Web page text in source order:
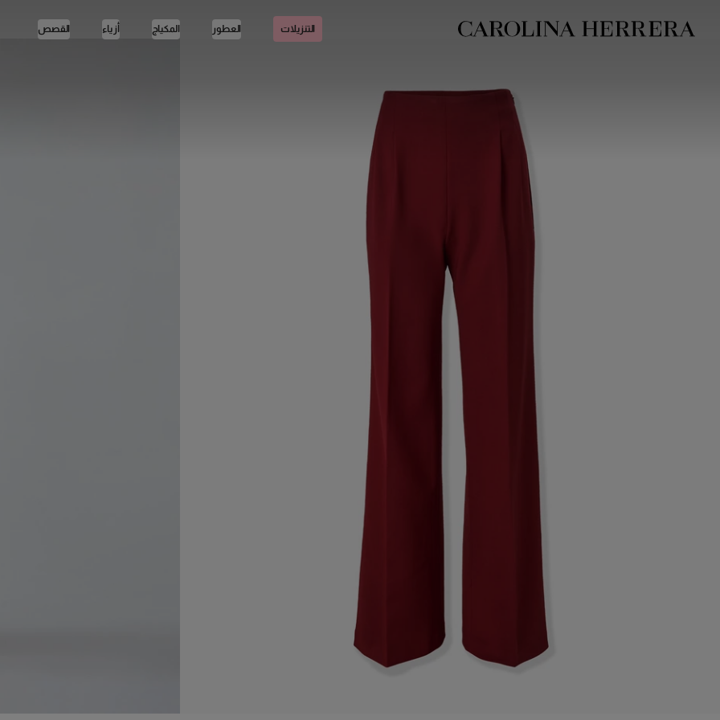
بيان إمكانية الوصول (الرابط)
التنزيلات العطور المكياج أزياء القصص